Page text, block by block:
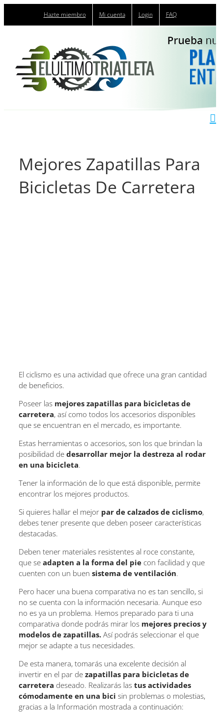
Hazte miembro Mi cuenta Login FAQ
Mejores Zapatillas Para
Bicicletas De Carretera
El ciclismo es una actividad que ofrece una gran cantidad
de beneficios.
Poseer las mejores zapatillas para bicicletas de
carretera, así como todos los accesorios disponibles
que se encuentran en el mercado, es importante.
Estas herramientas o accesorios, son los que brindan la
posibilidad de desarrollar mejor la destreza al rodar
en una bicicleta.
Tener la información de lo que está disponible, permite
encontrar los mejores productos.
Si quieres hallar el mejor par de calzados de ciclismo,
debes tener presente que deben poseer características
destacadas.
Deben tener materiales resistentes al roce constante,
que se adapten a la forma del piecon facilidad y que
cuenten con un buen sistema de ventilación.
Pero hacer una buena comparativa no es tan sencillo, si
no se cuenta con la información necesaria. Aunque eso
no es ya un problema. Hemos preparado para ti una
comparativa donde podrás mirar los mejores precios y
modelos de zapatillas.Así podrás seleccionar el que
mejor se adapte a tus necesidades.
De esta manera, tomarás una excelente decisión al
invertir en el par de zapatillas para bicicletas de
carretera deseado. Realizarás las tus actividades
cómodamente en una bici sin problemas o molestias,
gracias a la Información mostrada a continuación: